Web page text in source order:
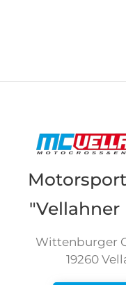
"Vellahner
Wittenburger
19260